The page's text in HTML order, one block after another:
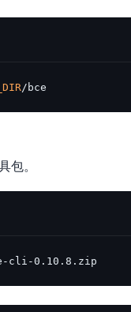
/bce
包。
cli-0.10.8.zip